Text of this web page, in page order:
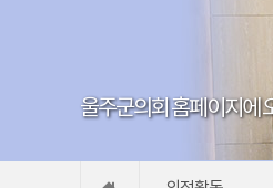
울주군의회 홈페이지에